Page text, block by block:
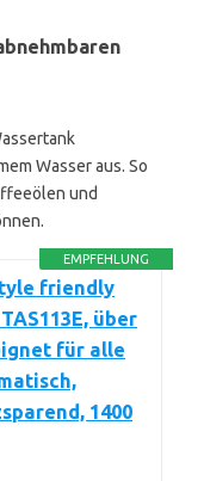
Wasser aus. So
und
EMPFEHLUNG
friendly
über
für alle
1400